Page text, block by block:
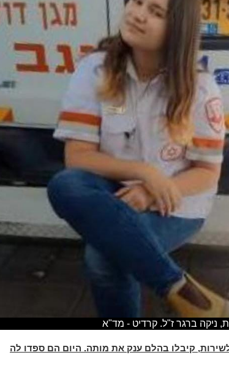
ניקה ברגר ז"ל. קרדיט - מד"א
קיבלו בהלם ענק את מותה. היום הם ספדו לה
אביב רונן כהן, אחראי השירות הלאומי בתחנה, ספד: "ניקה
כאילו איבדתי בת. היה לה מוסר עבודה מאוד גבוה ויכולת
בכדי בנוסף לתפקיד השטח שבו הצטיינה, גם סייעה במשרד